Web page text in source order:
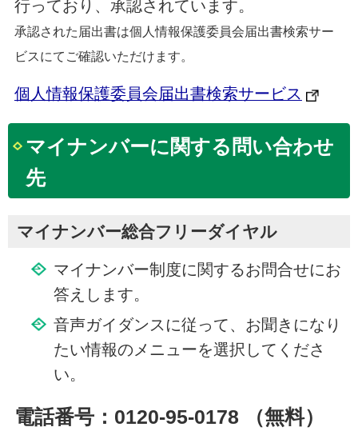
行っており、承認されています。
承認された届出書は個人情報保護委員会届出書検索サー
ビスにてご確認いただけます。
個人情報保護委員会届出書検索サービス
マイナンバーに関する問い合わせ
先
マイナンバー総合フリーダイヤル
マイナンバー制度に関するお問合せにお
答えします。
音声ガイダンスに従って、お聞きになり
たい情報のメニューを選択してくださ
い。
電話番号：0120-95-0178 （無料）